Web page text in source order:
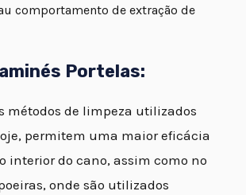
comportamento de extração de
Portelas:
métodos de limpeza utilizados
permitem uma maior eficácia
interior do cano, assim como no
onde são utilizados